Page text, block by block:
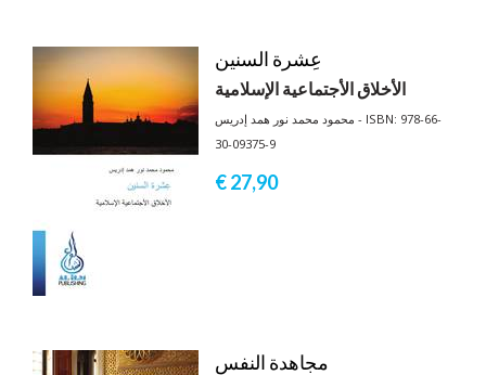
عِشرة السنين
الأخلاق الأجتماعية الإسلامية
محمود محمد نور همد إدريس - ISBN: 978-66-
30-09375-9
€ 27,90
مجاهدة النفس